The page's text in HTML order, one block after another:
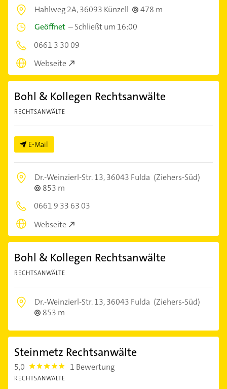
Hahlweg 2A,36093 Künzell
478 m
Geöffnet –Schließt um 16:00
0661 3 30 09
Webseite
Bohl & Kollegen Rechtsanwälte
RECHTSANWÄLTE
E-Mail
Dr.-Weinzierl-Str. 13,36043 Fulda (Ziehers-Süd)
853 m
0661 9 33 63 03
Webseite
Bohl & Kollegen Rechtsanwälte
RECHTSANWÄLTE
Dr.-Weinzierl-Str. 13,36043 Fulda (Ziehers-Süd)
853 m
Steinmetz Rechtsanwälte
5,0 5.0 1 Bewertung
RECHTSANWÄLTE